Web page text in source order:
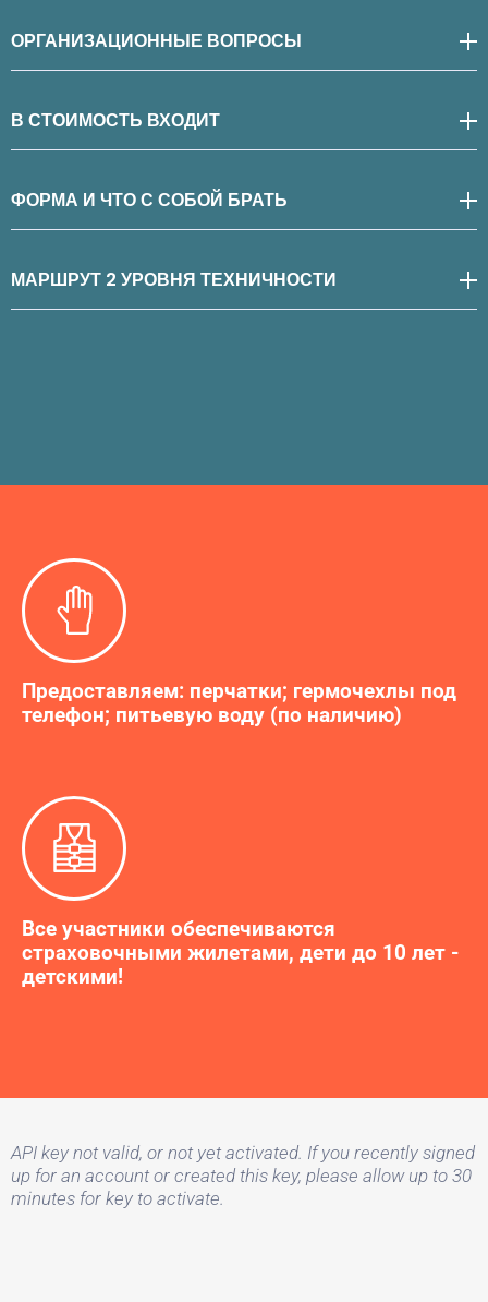
ОРГАНИЗАЦИОННЫЕ ВОПРОСЫ
В СТОИМОСТЬ ВХОДИТ
ФОРМА И ЧТО С СОБОЙ БРАТЬ
МАРШРУТ 2 УРОВНЯ ТЕХНИЧНОСТИ
Предоставляем: перчатки; гермочехлы под
телефон; питьевую воду (по наличию)
Все участники обеспечиваются
страховочными жилетами, дети до 10 лет -
детскими!
API key not valid, or not yet activated. If you recently signed
up for an account or created this key, please allow up to 30
minutes for key to activate.